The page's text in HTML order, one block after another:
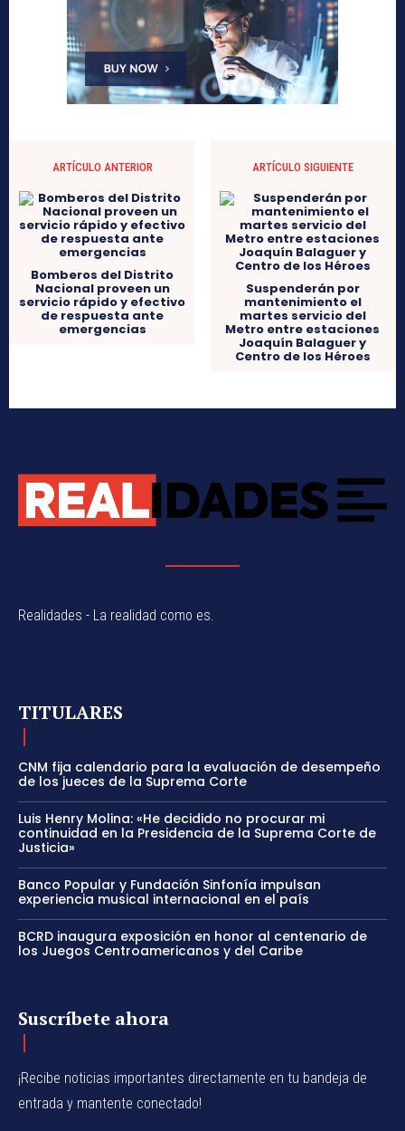
ARTÍCULO ANTERIOR
Bomberos del Distrito
Nacional proveen un
servicio rápido y efectivo
de respuesta ante
emergencias
ARTÍCULO SIGUIENTE
Suspenderán por
mantenimiento el
martes servicio del
Metro entre estaciones
Joaquín Balaguer y
Centro de los Héroes
Realidades - La realidad como es.
TITULARES
CNM fija calendario para la evaluación de desempeño
de los jueces de la Suprema Corte
Luis Henry Molina: «He decidido no procurar mi
continuidad en la Presidencia de la Suprema Corte de
Justicia»
Banco Popular y Fundación Sinfonía impulsan
experiencia musical internacional en el país
BCRD inaugura exposición en honor al centenario de
los Juegos Centroamericanos y del Caribe
Suscríbete ahora
¡Recibe noticias importantes directamente en tu bandeja de
entrada y mantente conectado!